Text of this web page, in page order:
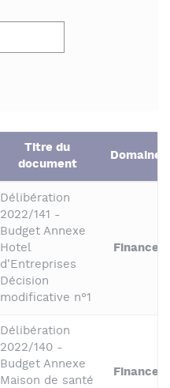
Titre du
document
Domaines
Délibération
2022/141 -
Budget Annexe
Hotel
d'Entreprises
Décision
modificative n°1
Finances
Délibération
2022/140 -
Budget Annexe
Maison de santé
Finances